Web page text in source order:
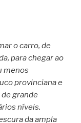
o carro, de
para chegar ao
menos
provinciana e
grande
níveis.
da ampla